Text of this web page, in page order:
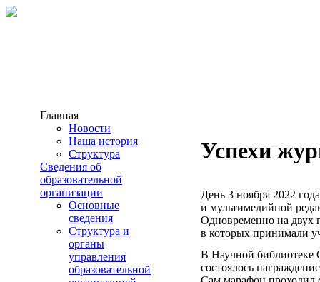
Главная
Новости
Наша история
Структура
Сведения об
образовательной
организации
Основные
сведения
Структура и
органы
управления
образовательной
Успехи
День 3 ноября 2022
и мультимедийной
Одновременно на двух
в которых принимали
В Научной библиотеке
состоялось